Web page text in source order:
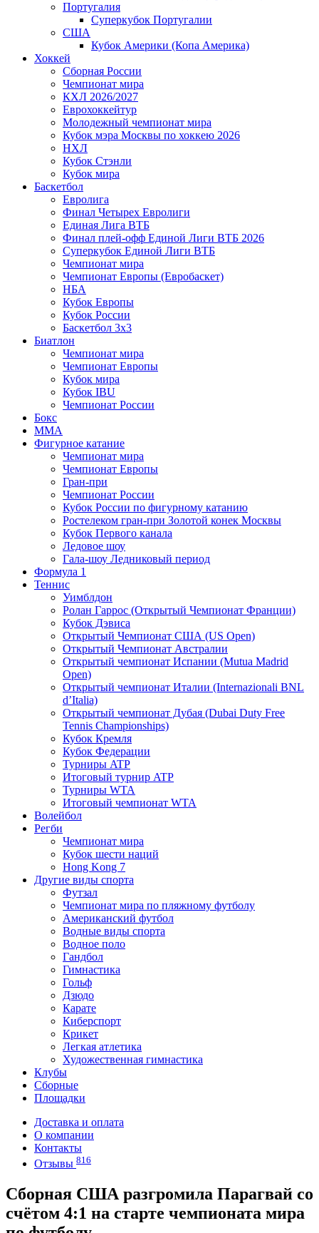
Португалия
Суперкубок Португалии
США
Кубок Америки (Копа Америка)
Хоккей
Сборная России
Чемпионат мира
КХЛ 2026/2027
Еврохоккейтур
Молодежный чемпионат мира
Кубок мэра Москвы по хоккею 2026
НХЛ
Кубок Стэнли
Кубок мира
Баскетбол
Евролига
Финал Четырех Евролиги
Единая Лига ВТБ
Финал плей-офф Единой Лиги ВТБ 2026
Суперкубок Единой Лиги ВТБ
Чемпионат мира
Чемпионат Европы (Евробаскет)
НБА
Кубок Европы
Кубок России
Баскетбол 3х3
Биатлон
Чемпионат мира
Чемпионат Европы
Кубок мира
Кубок IBU
Чемпионат России
Бокс
MMA
Фигурное катание
Чемпионат мира
Чемпионат Европы
Гран-при
Чемпионат России
Кубок России по фигурному катанию
Ростелеком гран-при Золотой конек Москвы
Кубок Первого канала
Ледовое шоу
Гала-шоу Ледниковый период
Формула 1
Теннис
Уимблдон
Ролан Гаррос (Открытый Чемпионат Франции)
Кубок Дэвиса
Открытый Чемпионат США (US Open)
Открытый Чемпионат Австралии
Открытый чемпионат Испании (Mutua Madrid
Open)
Открытый чемпионат Италии (Internazionali BNL
d’Italia)
Открытый чемпионат Дубая (Dubai Duty Free
Tennis Championships)
Кубок Кремля
Кубок Федерации
Турниры ATP
Итоговый турнир ATP
Турниры WTA
Итоговый чемпионат WTA
Волейбол
Регби
Чемпионат мира
Кубок шести наций
Hong Kong 7
Другие виды спорта
Футзал
Чемпионат мира по пляжному футболу
Американский футбол
Водные виды спорта
Водное поло
Гандбол
Гимнастика
Гольф
Дзюдо
Карате
Киберспорт
Крикет
Легкая атлетика
Художественная гимнастика
Клубы
Сборные
Площадки
Доставка и оплата
О компании
Контакты
Отзывы 816
Сборная США разгромила Парагвай со
счётом 4:1 на старте чемпионата мира